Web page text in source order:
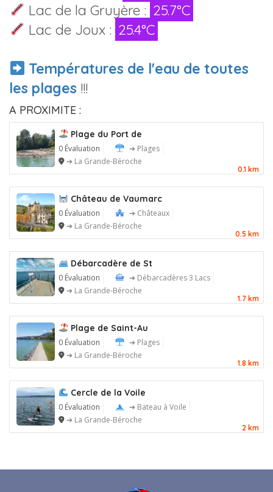
Lac de la Gruyère : 25.7°C
Lac de Joux : 25.4°C
Températures de l'eau de toutes
les plages !!!
A PROXIMITE :
Plage du Port de
0 Évaluation
➔ Plages
➔ La Grande-Béroche
0.1 km
Château de Vaumarc
0 Évaluation
➔ Châteaux
➔ La Grande-Béroche
0.5 km
Débarcadère de St
0 Évaluation
➔ Débarcadères 3 Lacs
➔ La Grande-Béroche
1.7 km
Plage de Saint-Au
0 Évaluation
➔ Plages
➔ La Grande-Béroche
1.8 km
Cercle de la Voile
0 Évaluation
➔ Bateau à Voile
➔ La Grande-Béroche
2 km